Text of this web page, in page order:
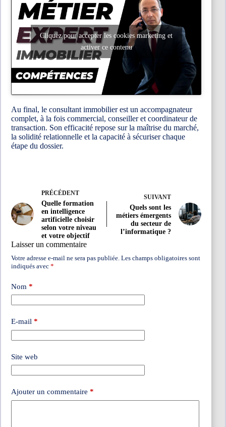
Cliquez pour accepter les cookies marketing et
activer ce contenu
Au final, le consultant immobilier est un accompagnateur
complet, à la fois commercial, conseiller et coordinateur de
transaction. Son efficacité repose sur la maîtrise du marché,
la solidité relationnelle et la capacité à sécuriser chaque
étape du dossier.
PRÉCÉDENT
Quelle formation
en intelligence
artificielle choisir
selon votre niveau
et votre objectif
SUIVANT
Quels sont les
métiers émergents
du secteur de
l’informatique ?
Laisser un commentaire
Votre adresse e-mail ne sera pas publiée. Les champs obligatoires sont
indiqués avec *
Nom *
E-mail *
Site web
Ajouter un commentaire *